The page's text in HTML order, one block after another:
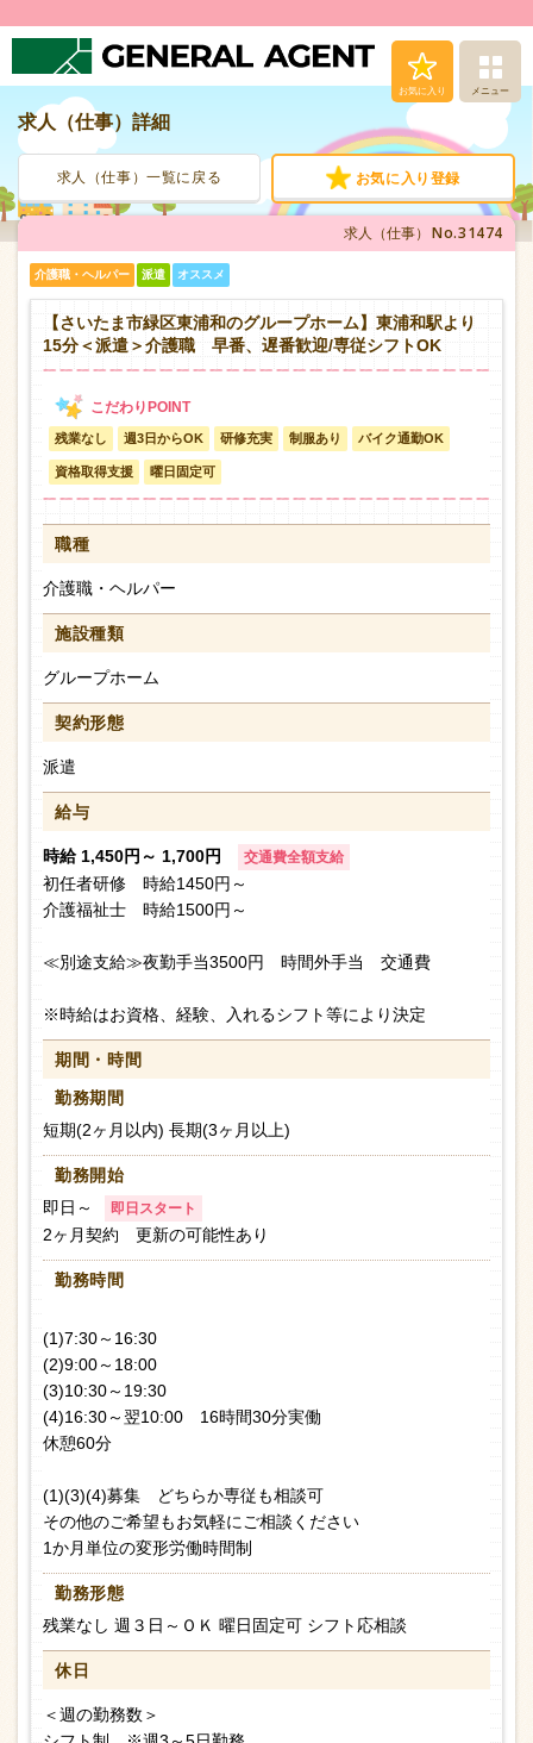
お気に入り メニュー
人材派遣サービス
転職支援サービス
登録から就業まで
お問い合わせ
求人（仕事）詳細
求人（仕事）一覧に戻る お気に入り登録
求人（仕事） No.31474
介護職・ヘルパー 派遣 オススメ
【さいたま市緑区東浦和のグループホーム】東浦和駅より
15分＜派遣＞介護職 早番、遅番歓迎/専従シフトOK
残業なし 週3日からOK 研修充実 制服あり バイク通勤OK
資格取得支援 曜日固定可
職種
介護職・ヘルパー
施設種類
グループホーム
契約形態
派遣
給与
時給 1,450円～ 1,700円 交通費全額支給
初任者研修 時給1450円～
介護福祉士 時給1500円～
≪別途支給≫夜勤手当3500円 時間外手当 交通費
※時給はお資格、経験、入れるシフト等により決定
期間・時間
勤務期間
短期(2ヶ月以内) 長期(3ヶ月以上)
勤務開始
即日～
即日スタート
2ヶ月契約 更新の可能性あり
勤務時間
(1)7:30～16:30
(2)9:00～18:00
(3)10:30～19:30
(4)16:30～翌10:00 16時間30分実働
休憩60分
(1)(3)(4)募集 どちらか専従も相談可
その他のご希望もお気軽にご相談ください
1か月単位の変形労働時間制
勤務形態
残業なし 週３日～ＯＫ 曜日固定可 シフト応相談
休日
＜週の勤務数＞